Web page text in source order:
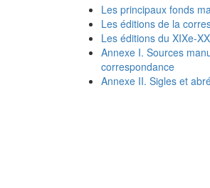
Les principaux fonds
Les éditions de la
Les éditions du XIXe-
Annexe I. Sources
correspondance
Annexe II. Sigles et